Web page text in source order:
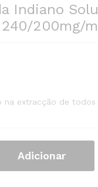
Indiano
240/200mg/
na extracção de
Adicionar